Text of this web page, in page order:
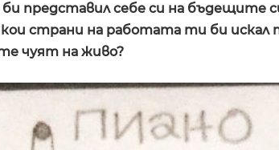
би представил себе си на бъдещите
страни на работата ти би искал
чуят на живо?